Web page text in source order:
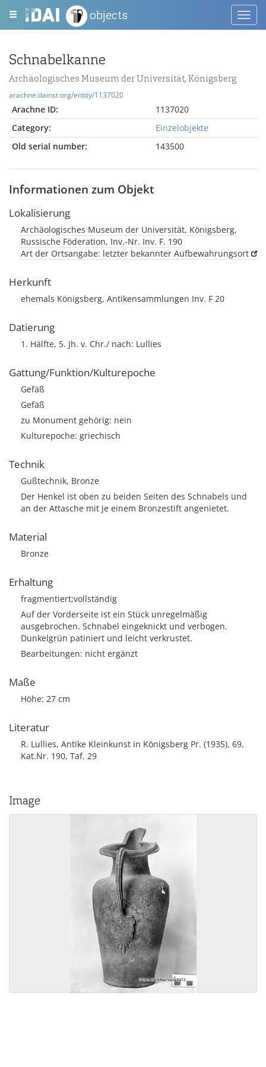
objects
Schnabelkanne
Archäologisches Museum der Universität, Königsberg
arachne.dainst.org/entity/1137020
Arachne ID:
1137020
Category:
Einzelobjekte
Old serial number:
143500
Informationen zum Objekt
Lokalisierung
Archäologisches Museum der Universität, Königsberg,
Russische Föderation, Inv.-Nr. Inv. F. 190
Art der Ortsangabe: letzter bekannter Aufbewahrungsort
Herkunft
ehemals Königsberg, Antikensammlungen Inv. F 20
Datierung
1. Hälfte, 5. Jh. v. Chr./ nach: Lullies
Gattung/Funktion/Kulturepoche
Gefäß
Gefäß
zu Monument gehörig: nein
Kulturepoche: griechisch
Technik
Gußtechnik, Bronze
Der Henkel ist oben zu beiden Seiten des Schnabels und
an der Attasche mit je einem Bronzestift angenietet.
Material
Bronze
Erhaltung
fragmentiert;vollständig
Auf der Vorderseite ist ein Stück unregelmäßig
ausgebrochen. Schnabel eingeknickt und verbogen.
Dunkelgrün patiniert und leicht verkrustet.
Bearbeitungen: nicht ergänzt
Maße
Höhe: 27 cm
Literatur
R. Lullies, Antike Kleinkunst in Königsberg Pr. (1935), 69,
Kat.Nr. 190, Taf. 29
Image